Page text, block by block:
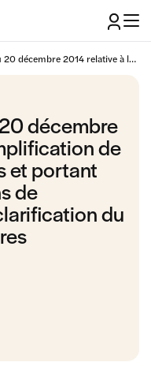
Loi n°2014-1545 du 20 décembre 2014 relative à la simplification de la vie des entreprises et portant diverses propositions de simplification et de clarification du droit et des procédures administratives
décembre
de
et portant
de
du